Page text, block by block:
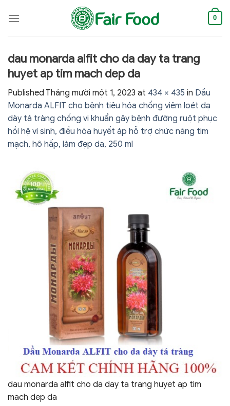
0
dau monarda alfit cho da day ta trang
huyet ap tim mach dep da
Published Tháng mười một 1, 2023 at 434 × 435 in Dầu
Monarda ALFIT cho bệnh tiêu hóa chống viêm loét dạ
dày tá tràng chống vi khuẩn gây bệnh đường ruột phục
hồi hệ vi sinh, điều hòa huyết áp hỗ trợ chức năng tim
mạch, hô hấp, làm đẹp da, 250 ml
dau monarda alfit cho da day ta trang huyet ap tim
mach dep da